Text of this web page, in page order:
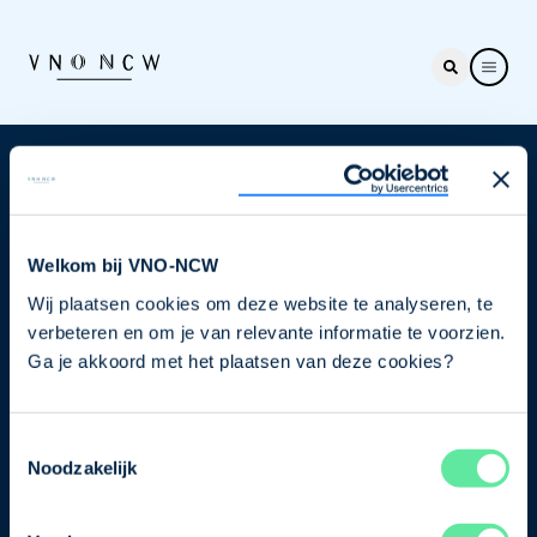
Welkom bij VNO-NCW
Wij plaatsen cookies om deze website te analyseren, te
verbeteren en om je van relevante informatie te voorzien.
Ga je akkoord met het plaatsen van deze cookies?
Noodzakelijk
Nieuwsbrief
je nu in voor de VNO-NCW nieuwsbrief.
Schrijf je in
Direct naar
Ons verhaal